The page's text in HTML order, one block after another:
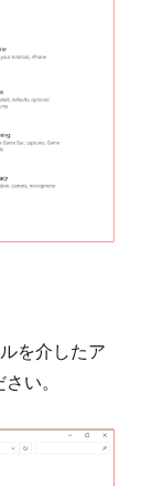
を介したア
い。